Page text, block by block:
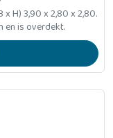
H) 3,90 x 2,80 x 2,80.
en is overdekt.